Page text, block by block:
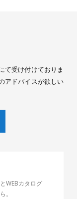
て受け付けておりま
アドバイスが欲しい
WEBカタログ
。